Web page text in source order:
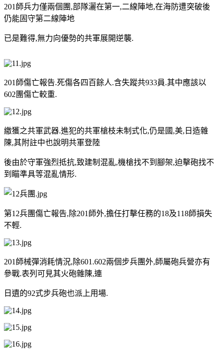
201師兵力僅兩個團,部隊灑在第一,二線陣地,在海防遭突破後
仍能固守第二線陣地
已是難得,無力向優勢的共軍展開逆襲.
201師傷亡報告.死傷各四百餘人.含失蹤共933員.其中應該以
602團傷亡較重.
繳獲之共軍武器.進犯的共軍槍枝未制式化,仍是國,美,日造雜
陳,其附註中也說明共軍登陸
後由於守軍強烈抵抗,致建制混亂,機槍找不到腳架,迫擊砲找不
到瞄準具等混亂情形.
第12兵團傷亡報告,除201師外,擔任打擊任務的18及118師損失
不輕.
201師械彈消耗情況,除601.602兩個步兵團外,師屬砲兵營亦有
參戰.表列可見其火砲雜陳,連
日遺的92式步兵砲也派上用場.